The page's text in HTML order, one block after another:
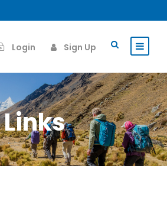
Login Sign Up
Links